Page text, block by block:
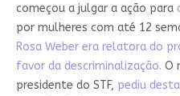
começou a julgar a ação para
por mulheres com até 12
Rosa Weber era relatora do
favor da descriminalização. O
presidente do STF, pediu